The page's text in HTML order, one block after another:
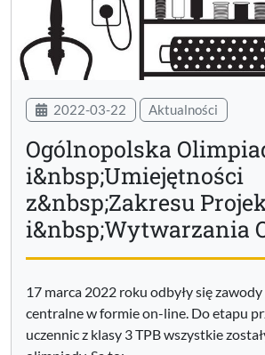
2022-03-22 Aktualności
Ogólnopolska
i&nbsp;Umiejętności
z&nbsp;Zakresu
i&nbsp;Wytwarzania
17 marca 2022 roku odbyły się
centralne w formie on-line. Do etapu
uczennic z klasy 3 TPB wszystkie